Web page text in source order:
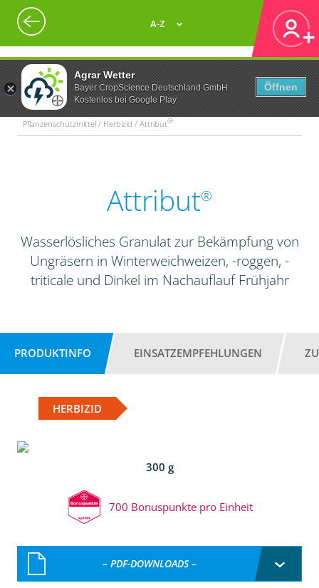
Agrar Wetter
Bayer CropScience Deutschland GmbH
Kostenlos bei Google Play
Öffnen
A-Z
Pflanzenschutzmittel / Herbizid / Attribut®
Attribut®
Wasserlösliches Granulat zur Bekämpfung von
Ungräsern in Winterweichweizen, -roggen, -
triticale und Dinkel im Nachauflauf Frühjahr
PRODUKTINFO EINSATZEMPFEHLUNGEN
HERBIZID
300 g
700 Bonuspunkte pro Einheit
– PDF-DOWNLOADS –